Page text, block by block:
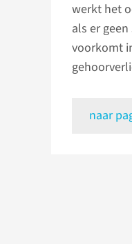
werkt het
als er
voorkomt
naar